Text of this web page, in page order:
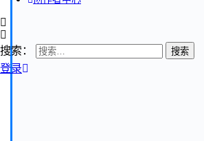
搜索：
登录